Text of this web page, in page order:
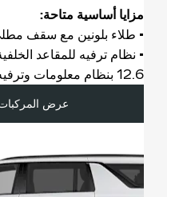
مزايا أساسية متاحة:
• طلاء بلونين مع سقف
• نظام ترفيه للمقاعد
12.6 بنظام معلومات وترفيه مستقل
عرض المركبات